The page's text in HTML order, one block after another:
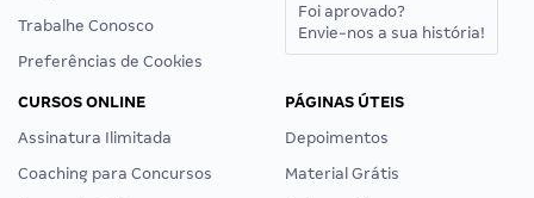
Trabalhe Conosco
Preferências de Cookies
Foi aprovado?
Envie-nos a sua história!
CURSOS ONLINE
Assinatura Ilimitada
Coaching para Concursos
PÁGINAS ÚTEIS
Depoimentos
Material Grátis